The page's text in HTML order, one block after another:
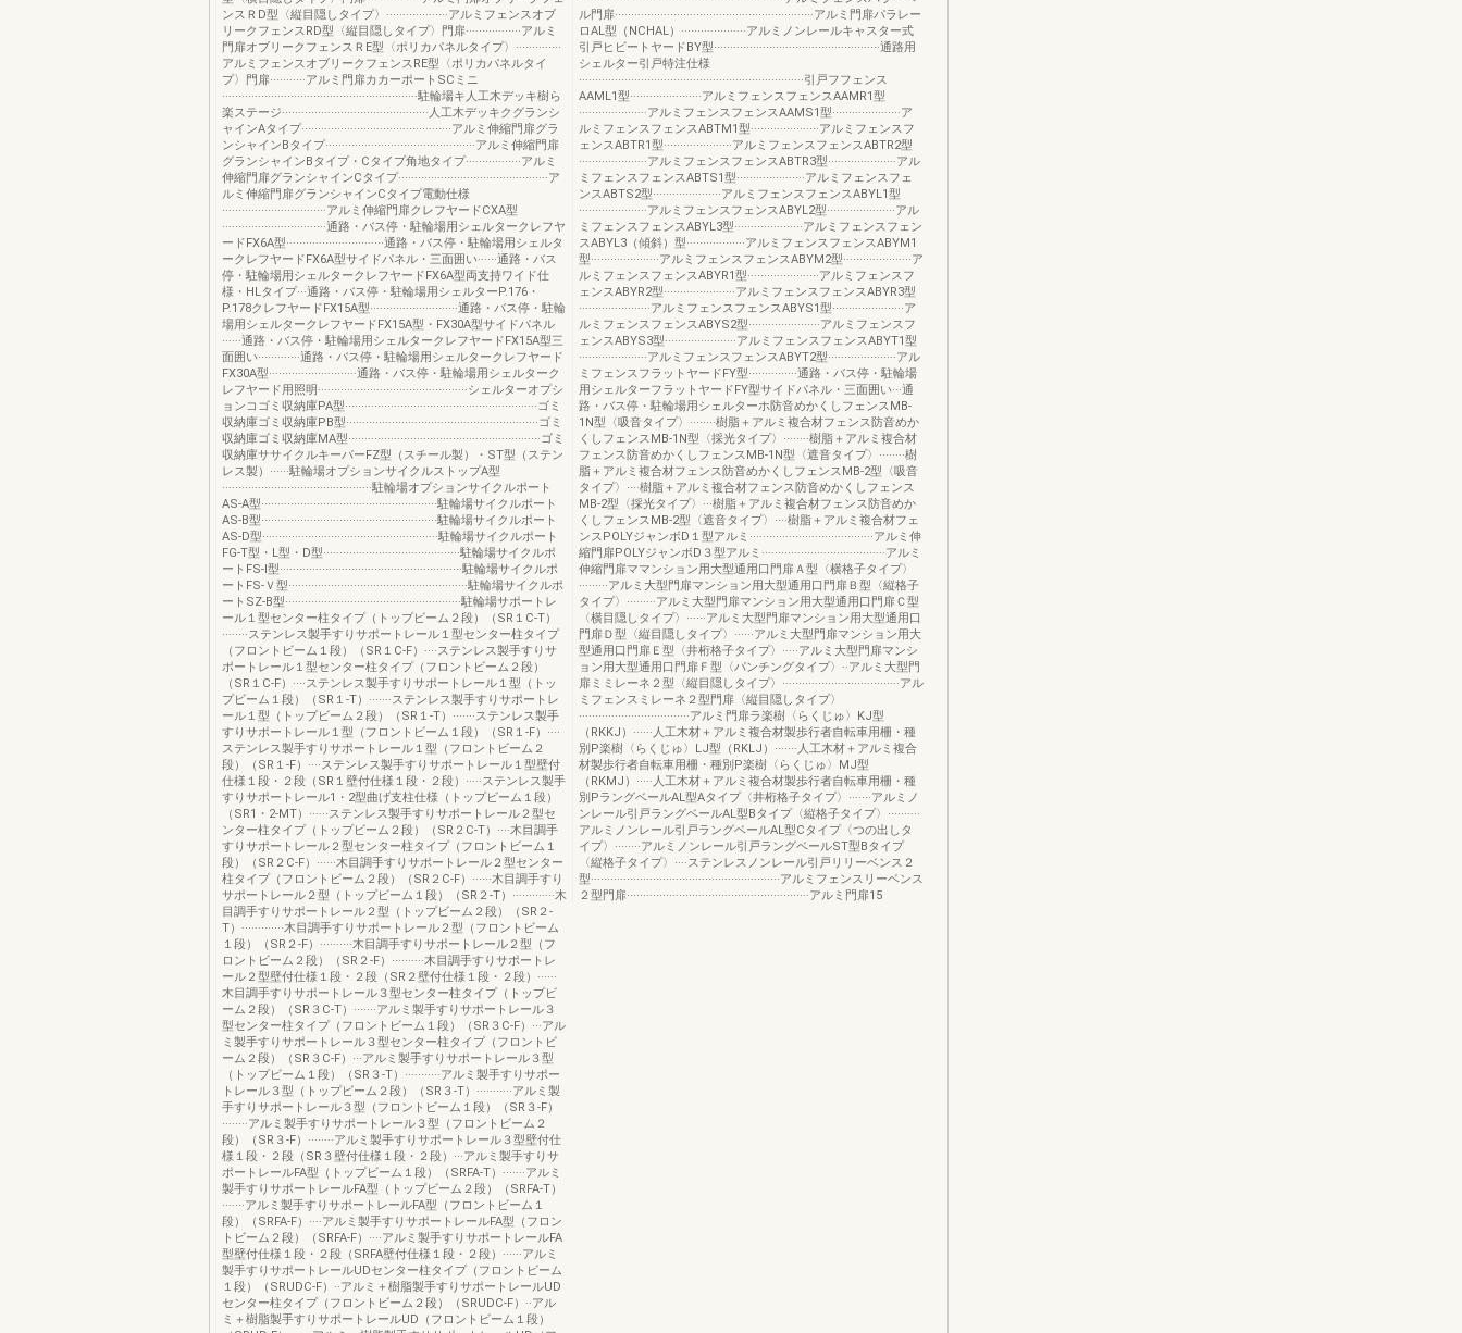
ンスＲD型〈縦目隠しタイプ〉···················アルミフェンスオブ
リークフェンスRD型〈縦目隠しタイプ〉門扉·················アルミ
門扉オブリークフェンスＲE型〈ポリカパネルタイプ〉··············
アルミフェンスオブリークフェンスRE型〈ポリカパネルタイ
プ〉門扉···········アルミ門扉カカーポートSCミニ
····························································駐輪場キ人工木デッキ樹ら
楽ステージ·············································人工木デッキクグランシ
ャインAタイプ··············································アルミ伸縮門扉グラ
ンシャインBタイプ··············································アルミ伸縮門扉
グランシャインBタイプ・Cタイプ角地タイプ·················アルミ
伸縮門扉グランシャインCタイプ··············································ア
ルミ伸縮門扉グランシャインCタイプ電動仕様
································アルミ伸縮門扉クレフヤードCXA型
································通路・バス停・駐輪場用シェルタークレフヤ
ードFX6A型······························通路・バス停・駐輪場用シェルタ
ークレフヤードFX6A型サイドパネル・三面囲い······通路・バス
停・駐輪場用シェルタークレフヤードFX6A型両支持ワイド仕
様・HLタイプ···通路・バス停・駐輪場用シェルターP.176・
P.178クレフヤードFX15A型···························通路・バス停・駐輪
場用シェルタークレフヤードFX15A型・FX30A型サイドパネル
······通路・バス停・駐輪場用シェルタークレフヤードFX15A型三
面囲い·············通路・バス停・駐輪場用シェルタークレフヤード
FX30A型···························通路・バス停・駐輪場用シェルターク
レフヤード用照明··············································シェルターオプシ
ョンコゴミ収納庫PA型···························································ゴミ
収納庫ゴミ収納庫PB型···························································ゴミ
収納庫ゴミ収納庫MA型···························································ゴミ
収納庫ササイクルキーパーFZ型（スチール製）・ST型（ステン
レス製）······駐輪場オプションサイクルストップA型
··············································駐輪場オプションサイクルポート
AS-A型······················································駐輪場サイクルポート
AS-B型······················································駐輪場サイクルポート
AS-D型······················································駐輪場サイクルポート
FG-T型・L型・D型··········································駐輪場サイクルポ
ートFS-Ⅰ型························································駐輪場サイクルポ
ートFS-Ｖ型·······················································駐輪場サイクルポ
ートSZ-B型······················································駐輪場サポートレ
ール１型センター柱タイプ（トップビーム２段）（SR１C-T）
········ステンレス製手すりサポートレール１型センター柱タイプ
（フロントビーム１段）（SR１C-F）····ステンレス製手すりサ
ポートレール１型センター柱タイプ（フロントビーム２段）
（SR１C-F）····ステンレス製手すりサポートレール１型（トッ
プビーム１段）（SR１-T）·······ステンレス製手すりサポートレ
ール１型（トップビーム２段）（SR１-T）·······ステンレス製手
すりサポートレール１型（フロントビーム１段）（SR１-F）····
ステンレス製手すりサポートレール１型（フロントビーム２
段）（SR１-F）····ステンレス製手すりサポートレール１型壁付
仕様１段・２段（SR１壁付仕様１段・２段）·····ステンレス製手
すりサポートレール1・2型曲げ支柱仕様（トップビーム１段）
（SR1・2-MT）······ステンレス製手すりサポートレール２型セ
ンター柱タイプ（トップビーム２段）（SR２C-T）····木目調手
すりサポートレール２型センター柱タイプ（フロントビーム１
段）（SR２C-F）······木目調手すりサポートレール２型センター
柱タイプ（フロントビーム２段）（SR２C-F）······木目調手すり
サポートレール２型（トップビーム１段）（SR２-T）·············木
目調手すりサポートレール２型（トップビーム２段）（SR２-
T）·············木目調手すりサポートレール２型（フロントビーム
１段）（SR２-F）··········木目調手すりサポートレール２型（フ
ロントビーム２段）（SR２-F）··········木目調手すりサポートレ
ール２型壁付仕様１段・２段（SR２壁付仕様１段・２段）······
木目調手すりサポートレール３型センター柱タイプ（トップビ
ーム２段）（SR３C-T）·······アルミ製手すりサポートレール３
型センター柱タイプ（フロントビーム１段）（SR３C-F）···アル
ミ製手すりサポートレール３型センター柱タイプ（フロントビ
ーム２段）（SR３C-F）···アルミ製手すりサポートレール３型
（トップビーム１段）（SR３-T）···········アルミ製手すりサポー
トレール３型（トップビーム２段）（SR３-T）···········アルミ製
手すりサポートレール３型（フロントビーム１段）（SR３-F）
········アルミ製手すりサポートレール３型（フロントビーム２
段）（SR３-F）········アルミ製手すりサポートレール３型壁付仕
様１段・２段（SR３壁付仕様１段・２段）···アルミ製手すりサ
ポートレールFA型（トップビーム１段）（SRFA-T）·······アルミ
製手すりサポートレールFA型（トップビーム２段）（SRFA-T）
·······アルミ製手すりサポートレールFA型（フロントビーム１
段）（SRFA-F）····アルミ製手すりサポートレールFA型（フロン
トビーム２段）（SRFA-F）····アルミ製手すりサポートレールFA
型壁付仕様１段・２段（SRFA壁付仕様１段・２段）······アルミ
製手すりサポートレールUDセンター柱タイプ（フロントビーム
１段）（SRUDC-F）··アルミ＋樹脂製手すりサポートレールUD
センター柱タイプ（フロントビーム２段）（SRUDC-F）··アル
ミ＋樹脂製手すりサポートレールUD（フロントビーム１段）
ル門扉·····························································アルミ門扉パラレー
ロAL型（NCHAL）····················アルミノンレールキャスター式
引戸ヒビートヤードBY型···················································通路用
シェルター引戸特注仕様
·····································································引戸フフェンス
AAML1型······················アルミフェンスフェンスAAMR1型
·····················アルミフェンスフェンスAAMS1型·····················ア
ルミフェンスフェンスABTM1型·····················アルミフェンスフ
ェンスABTR1型·····················アルミフェンスフェンスABTR2型
·····················アルミフェンスフェンスABTR3型·····················アル
ミフェンスフェンスABTS1型·····················アルミフェンスフェ
ンスABTS2型·····················アルミフェンスフェンスABYL1型
·····················アルミフェンスフェンスABYL2型·····················アル
ミフェンスフェンスABYL3型·····················アルミフェンスフェン
スABYL3（傾斜）型··················アルミフェンスフェンスABYM1
型·····················アルミフェンスフェンスABYM2型·····················ア
ルミフェンスフェンスABYR1型······················アルミフェンスフ
ェンスABYR2型······················アルミフェンスフェンスABYR3型
······················アルミフェンスフェンスABYS1型······················ア
ルミフェンスフェンスABYS2型······················アルミフェンスフ
ェンスABYS3型······················アルミフェンスフェンスABYT1型
·····················アルミフェンスフェンスABYT2型·····················アル
ミフェンスフラットヤードFY型···············通路・バス停・駐輪場
用シェルターフラットヤードFY型サイドパネル・三面囲い···通
路・バス停・駐輪場用シェルターホ防音めかくしフェンスMB-
1N型〈吸音タイプ〉········樹脂＋アルミ複合材フェンス防音めか
くしフェンスMB-1N型〈採光タイプ〉········樹脂＋アルミ複合材
フェンス防音めかくしフェンスMB-1N型〈遮音タイプ〉········樹
脂＋アルミ複合材フェンス防音めかくしフェンスMB-2型〈吸音
タイプ〉····樹脂＋アルミ複合材フェンス防音めかくしフェンス
MB-2型〈採光タイプ〉···樹脂＋アルミ複合材フェンス防音めか
くしフェンスMB-2型〈遮音タイプ〉····樹脂＋アルミ複合材フェ
ンスPOLYジャンボD１型アルミ······································アルミ伸
縮門扉POLYジャンボD３型アルミ······································アルミ
伸縮門扉ママンション用大型通用口門扉Ａ型〈横格子タイプ〉
·········アルミ大型門扉マンション用大型通用口門扉Ｂ型〈縦格子
タイプ〉·········アルミ大型門扉マンション用大型通用口門扉Ｃ型
〈横目隠しタイプ〉······アルミ大型門扉マンション用大型通用口
門扉Ｄ型〈縦目隠しタイプ〉······アルミ大型門扉マンション用大
型通用口門扉Ｅ型〈井桁格子タイプ〉·····アルミ大型門扉マンシ
ョン用大型通用口門扉Ｆ型〈パンチングタイプ〉··アルミ大型門
扉ミミレーネ２型〈縦目隠しタイプ〉····································アル
ミフェンスミレーネ２型門扉〈縦目隠しタイプ〉
··································アルミ門扉ラ楽樹〈らくじゅ〉KJ型
（RKKJ）······人工木材＋アルミ複合材製歩行者自転車用柵・種
別P楽樹〈らくじゅ〉LJ型（RKLJ）·······人工木材＋アルミ複合
材製歩行者自転車用柵・種別P楽樹〈らくじゅ〉MJ型
（RKMJ）·····人工木材＋アルミ複合材製歩行者自転車用柵・種
別PラングベールAL型Aタイプ〈井桁格子タイプ〉·······アルミノ
ンレール引戸ラングベールAL型Bタイプ〈縦格子タイプ〉··········
アルミノンレール引戸ラングベールAL型Cタイプ〈つの出しタ
イプ〉········アルミノンレール引戸ラングベールST型Bタイプ
〈縦格子タイプ〉····ステンレスノンレール引戸リリーベンス２
型··························································アルミフェンスリーベンス
２型門扉························································アルミ門扉15